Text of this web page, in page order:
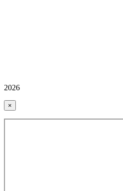
2026
×